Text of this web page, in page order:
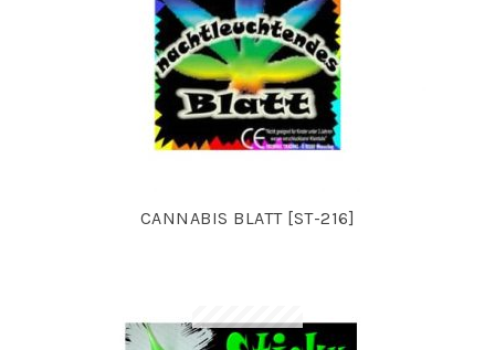
CANNABIS BLATT [ST-216]